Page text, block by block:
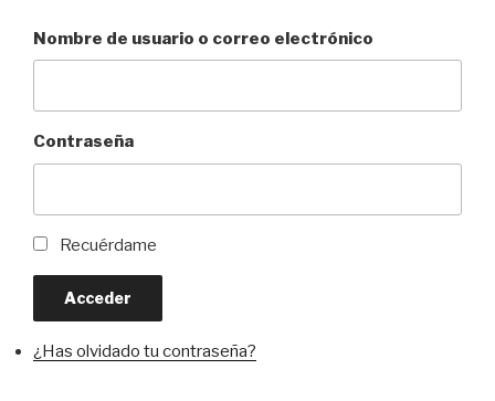
Nombre de usuario o correo electrónico
Contraseña
Recuérdame
Acceder
¿Has olvidado tu contraseña?